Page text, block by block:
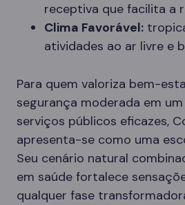
receptiva que facilita a
Clima Favorável:
atividades ao ar livre e
Para quem valoriza bem-
segurança moderada em
serviços públicos eficazes,
apresenta-se como uma
Seu cenário natural
em saúde fortalece
qualquer fase